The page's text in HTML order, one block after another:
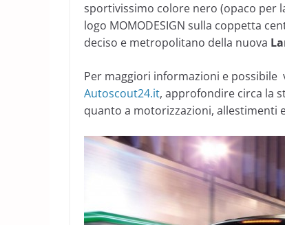
sportivissimo colore nero (opaco per
logo MOMODESIGN sulla coppetta
deciso e metropolitano della nuova
Per maggiori informazioni e
Autoscout24.it, approfondire circa la
quanto a motorizzazioni, allestimenti